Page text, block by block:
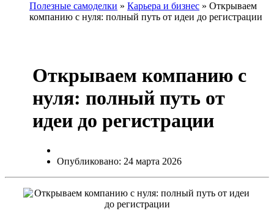
Полезные самоделки » Карьера и бизнес » Открываем
компанию с нуля: полный путь от идеи до регистрации
Открываем компанию с
нуля: полный путь от
идеи до регистрации
Опубликовано: 24 марта 2026